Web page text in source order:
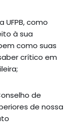
como
à sua
como suas
crítico em
de
de nossa